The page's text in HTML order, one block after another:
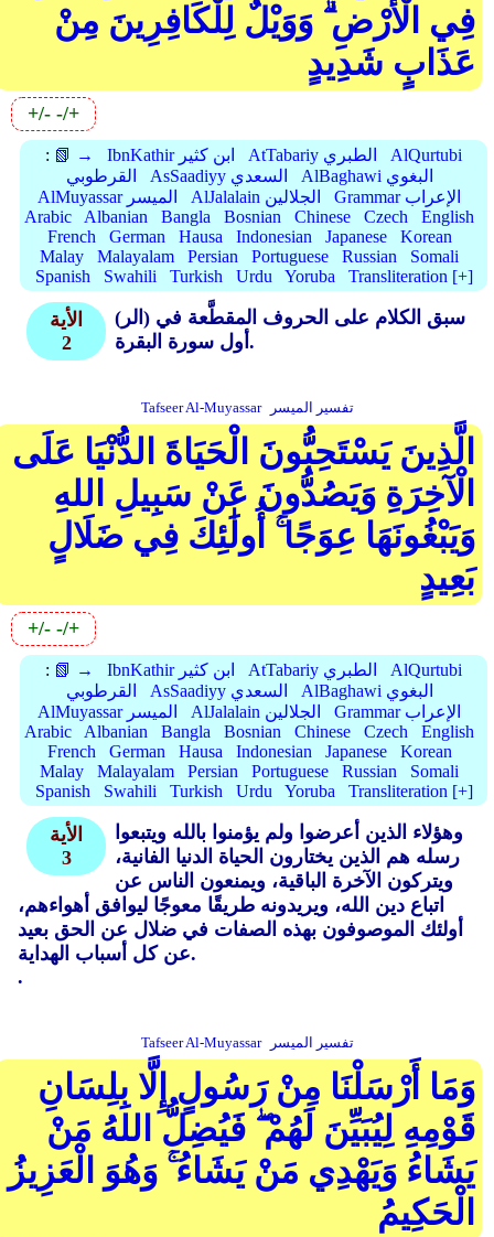
فِي الْأَرْضِ ۗ وَوَيْلٌ لِلْكَافِرِينَ مِنْ
عَذَابٍ شَدِيدٍ
+/- -/+
: 📗 → IbnKathir ابن كثير AtTabariy الطبري
AlQurtubi
القرطوبي
AsSaadiyy السعدي
AlBaghawi البغوي
AlMuyassar الميسر
AlJalalain الجلالين
Grammar الإعراب
Arabic
Albanian Bangla Bosnian Chinese Czech
English
French
German Hausa Indonesian Japanese
Korean
Malay
Malayalam Persian Portuguese Russian
Somali
Spanish
Swahili Turkish Urdu Yoruba Transliteration [+]
الأية
2
(الر) سبق الكلام على الحروف المقطَّعة في
أول سورة البقرة.
Tafseer Al-Muyassar تفسير الميسر
الَّذِينَ يَسْتَحِبُّونَ الْحَيَاةَ الدُّنْيَا عَلَى
الْآخِرَةِ وَيَصُدُّونَ عَنْ سَبِيلِ اللهِ
وَيَبْغُونَهَا عِوَجًا ۚ أُولَٰئِكَ فِي ضَلَالٍ
بَعِيدٍ
+/- -/+
: 📗 → IbnKathir ابن كثير AtTabariy الطبري
AlQurtubi
القرطوبي
AsSaadiyy السعدي
AlBaghawi البغوي
AlMuyassar الميسر
AlJalalain الجلالين
Grammar الإعراب
Arabic
Albanian Bangla Bosnian Chinese Czech
English
French
German Hausa Indonesian Japanese
Korean
Malay
Malayalam Persian Portuguese Russian
Somali
Spanish
Swahili Turkish Urdu Yoruba Transliteration [+]
الأية
3
وهؤلاء الذين أعرضوا ولم يؤمنوا بالله ويتبعوا
رسله هم الذين يختارون الحياة الدنيا الفانية،
ويتركون الآخرة الباقية، ويمنعون الناس عن
اتباع دين الله، ويريدونه طريقًا معوجًا ليوافق أهواءهم،
أولئك الموصوفون بهذه الصفات في ضلال عن الحق بعيد
عن كل أسباب الهداية.
.
Tafseer Al-Muyassar تفسير الميسر
وَمَا أَرْسَلْنَا مِنْ رَسُولٍ إِلَّا بِلِسَانِ
قَوْمِهِ لِيُبَيِّنَ لَهُمْ ۖ فَيُضِلُّ اللهُ مَنْ
يَشَاءُ وَيَهْدِي مَنْ يَشَاءُ ۚ وَهُوَ الْعَزِيزُ
الْحَكِيمُ